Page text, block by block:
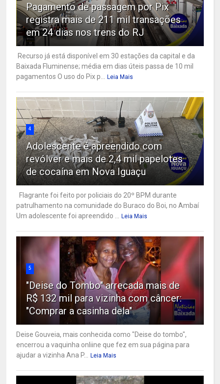
Pagamento de passagem por Pix
registra mais de 211 mil transações
em 24 dias nos trens do RJ
Recurso já está disponível em 30 estações da capital e da
Baixada Fluminense; média em dias úteis passa de 10 mil
pagamentos O uso do Pix p...
Leia Mais
4
Adolescente é apreendido com
revólver e mais de 2,4 mil papelotes
de cocaína em Nova Iguaçu
Flagrante foi feito por policiais do 20º BPM durante
patrulhamento na comunidade do Buraco do Boi, no Ambaí
Um adolescente foi apreendido ...
Leia Mais
5
"Deise do Tombo" arrecada mais de
R$ 132 mil para vizinha com câncer:
"Comprar a casinha dela"
Deise Gouveia, mais conhecida como "Deise do tombo",
encerrou a vaquinha onliine que fez em sua página para
ajudar a vizinha Ana P...
Leia Mais